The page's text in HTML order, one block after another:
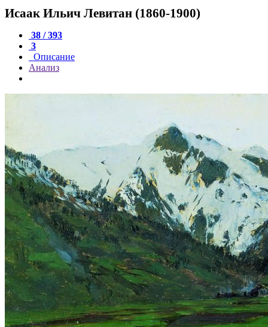
Исаак Ильич Левитан (1860-1900)
38 / 393
3
Описание
Анализ